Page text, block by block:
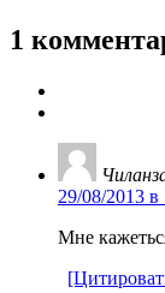
1
29/08/2013 в
Мне